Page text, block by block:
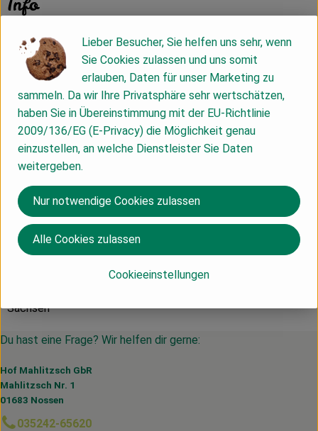
Apfel-Cider in der 0,75l-Flasche.
Unser erster eigener Cider aus Streuobstäpfeln, so wie wir
ihn gern mögen. Prickelnd, fruchtig, nicht zu herb, aber auch
nicht zu süß. Unbedingt eiskalt genießen.
Cider - nach irischer Art
Produktinformationen
Sachsen
Du hast eine Frage? Wir helfen dir gerne:
Hof Mahlitzsch GbR
Mahlitzsch Nr. 1
01683 Nossen
035242-65620
Lieber Besucher, Sie helfen uns sehr, wenn
Sie Cookies zulassen und uns somit
erlauben, Daten für unser Marketing zu
sammeln. Da wir Ihre Privatsphäre sehr wertschätzen,
haben Sie in Übereinstimmung mit der EU-Richtlinie
2009/136/EG (E-Privacy) die Möglichkeit genau
einzustellen, an welche Dienstleister Sie Daten
weitergeben.
Cookieeinstellungen
Nur notwendige Cookies zulassen
Alle Cookies zulassen